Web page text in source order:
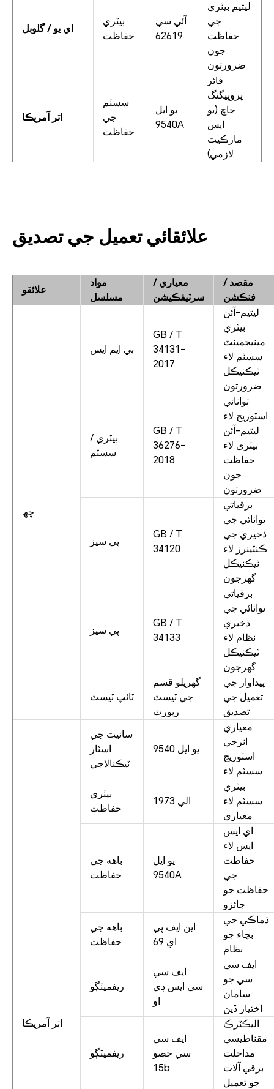
اي يو / گلوبل
بيٽري
حفاظت
آئي سي
62619
ليتيم بيٽري
جي
حفاظت
جون
ضرورتون
اتر آمريڪا
سسٽم
جي
حفاظت
يو ايل
9540A
فائر
پروپيگنگ
جاچ (يو
ايس
مارڪيٽ
لازمي)
علائقائي تعميل جي تصديق
علائقو
مواد
مسلسل
معياري /
سرٽيفڪيشن
مقصد /
فنڪشن
چھ
بي ايم ايس
GB / T
34131-
2017
ليتيم-آئن
بيٽري
مينيجمينٽ
سسٽم لاء
ٽيڪنيڪل
ضرورتون
بيٽري /
سسٽم
GB / T
36276-
2018
توانائي
اسٽوريج لاء
ليتيم-آئن
بيٽري لاء
حفاظت
جون
ضرورتون
پي سيز
GB / T
34120
برقياتي
توانائي جي
ذخيري جي
ڪنٽينرز لاء
ٽيڪنيڪل
گهرجون
پي سيز
GB / T
34133
برقياتي
توانائي جي
ذخيري
نظام لاء
ٽيڪنيڪل
گهرجون
ٽائپ ٽيسٽ
گهريلو قسم
جي ٽيسٽ
رپورٽ
پيداوار جي
تعميل جي
تصديق
اتر آمريڪا
سائيٽ جي
اسٽار
ٽيڪنالاجي
يو ايل 9540
معياري
انرجي
اسٽوريج
سسٽم لاء
بيٽري
حفاظت
الي 1973
بيٽري
سسٽم لاء
معياري
باهه جي
حفاظت
يو ايل
9540A
اي ايس
ايس لاء
حفاظت
جي
حفاظت جو
جائزو
باهه جي
حفاظت
اين ايف پي
اي 69
ڌماڪي جي
بچاء جو
نظام
ريفميٽڳو
ايف سي
سي ايس ڊي
او
ايف سي
سي جو
سامان
اختيار ڏيڻ
ريفميٽڳو
ايف سي
سي حصو
15b
اليڪٽرڪ
مقناطيسي
مداخلت
برقي آلات
جو تعميل